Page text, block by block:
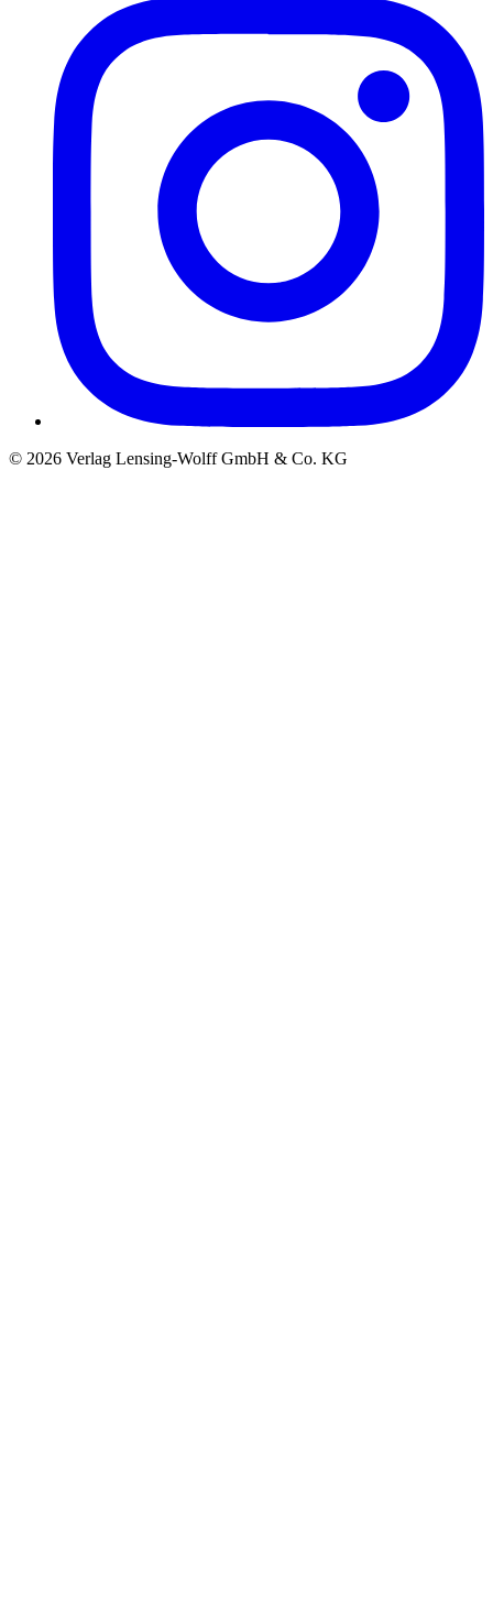
© 2026 Verlag Lensing-Wolff GmbH & Co. KG